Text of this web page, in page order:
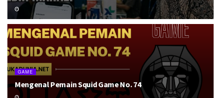
GAME
Mengenal Pemain Squid Game No. 74